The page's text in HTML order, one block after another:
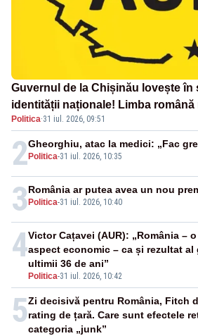
Guvernul de la Chișinău lovește în
identității naționale! Limba română
economisește! Limba română se
Politica·31 iul. 2026, 09:51
2 Politica-31 iul. 2026, 10:35
Gheorghiu, atac la medici: „Fac
3 Politica-31 iul. 2026, 10:40
România ar putea avea un nou
4
Politica-31 iul. 2026, 10:42
Victor Cațavei (AUR): „România –
aspect economic – ca și rezultat al
ultimii 36 de ani”
5Zi decisivă pentru România, Fitch
rating de țară. Care sunt efectele
categoria „junk”